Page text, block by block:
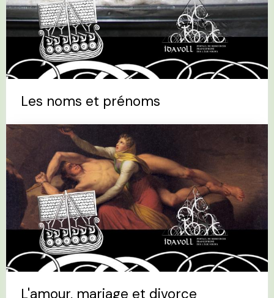
Les noms et prénoms
L'amour, mariage et divorce